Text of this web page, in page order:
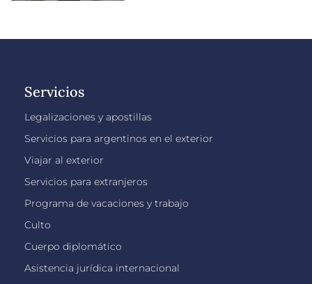
Servicios
Legalizaciones y apostillas
Servicios para argentinos en el exterior
Viajar al exterior
Servicios para extranjeros
Programa de vacaciones y trabajo
Culto
Cuerpo diplomático
Asistencia jurídica internacional